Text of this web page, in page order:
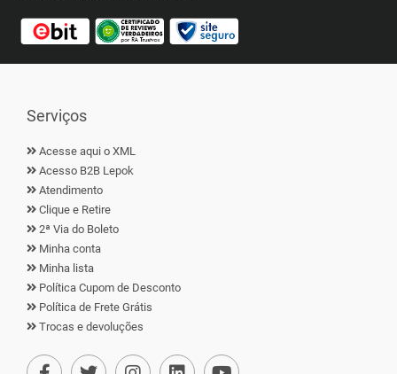
Serviços
Acesse aqui o XML
Acesso B2B Lepok
Atendimento
Clique e Retire
2ª Via do Boleto
Minha conta
Minha lista
Política Cupom de Desconto
Política de Frete Grátis
Trocas e devoluções